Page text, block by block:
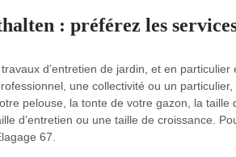
: préférez les
d’entretien de jardin, et en particulier
une collectivité ou un particulier,
pelouse, la tonte de votre gazon, la taille
d’entretien ou une taille de croissance.
67.